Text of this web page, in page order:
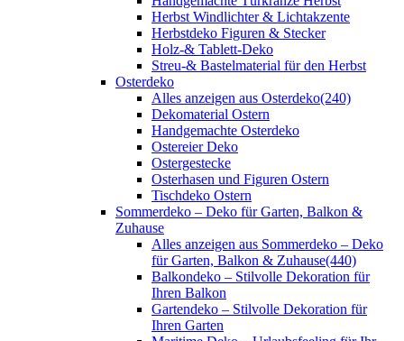
Herbst Windlichter & Lichtakzente
Herbstdeko Figuren & Stecker
Holz-& Tablett-Deko
Streu-& Bastelmaterial für den Herbst
Osterdeko
Alles anzeigen aus Osterdeko(240)
Dekomaterial Ostern
Handgemachte Osterdeko
Ostereier Deko
Ostergestecke
Osterhasen und Figuren Ostern
Tischdeko Ostern
Sommerdeko – Deko für Garten, Balkon &
Zuhause
Alles anzeigen aus Sommerdeko – Deko
für Garten, Balkon & Zuhause(440)
Balkondeko – Stilvolle Dekoration für
Ihren Balkon
Gartendeko – Stilvolle Dekoration für
Ihren Garten